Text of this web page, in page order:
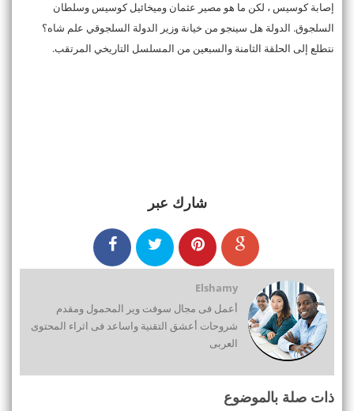
إصابة كوسيس ، لكن ما هو مصير عثمان وميخائيل كوسيس وسلطان
السلجوق. الدولة هل سينجو من خيانة وزير الدولة السلجوقي علم شاه؟
نتطلع إلى الحلقة الثامنة والسبعين من المسلسل التاريخي المرتقب.
شارك عبر
Elshamy
أعمل فى مجال سوفت وير المحمول ومقدم
شروحات أعشق التقنية واساعد فى اثراء المحتوى
العربى
ذات صلة بالموضوع